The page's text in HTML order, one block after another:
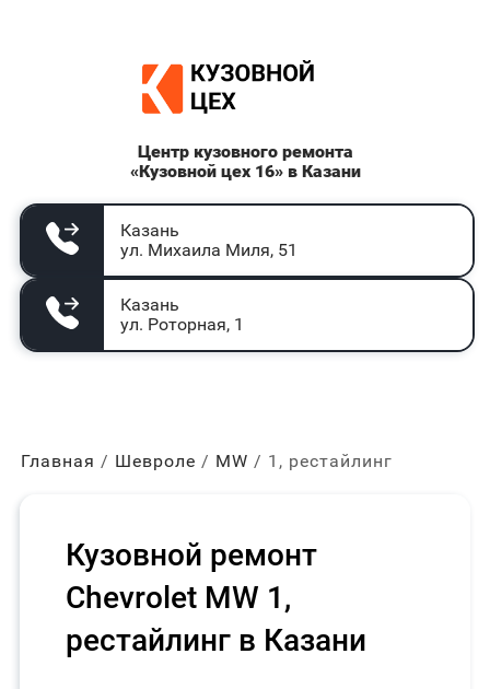
Центр кузовного ремонта
«Кузовной цех 16» в Казани
Казань
ул. Михаила Миля, 51
Казань
ул. Роторная, 1
Главная Шевроле MW 1, рестайлинг
Кузовной ремонт
Chevrolet MW 1,
рестайлинг в Казани